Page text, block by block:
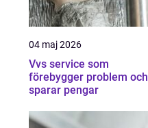
04 maj 2026
Vvs service som
förebygger problem och
sparar pengar